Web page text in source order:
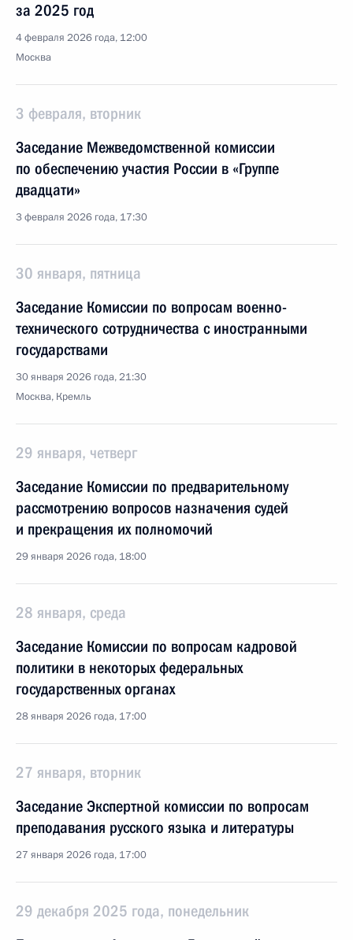
за 2025 год
4 февраля 2026 года, 12:00
Москва
3 февраля, вторник
Заседание Межведомственной комиссии
по обеспечению участия России в «Группе
двадцати»
3 февраля 2026 года, 17:30
30 января, пятница
Заседание Комиссии по вопросам военно-
технического сотрудничества с иностранными
государствами
30 января 2026 года, 21:30
Москва, Кремль
29 января, четверг
Заседание Комиссии по предварительному
рассмотрению вопросов назначения судей
и прекращения их полномочий
29 января 2026 года, 18:00
28 января, среда
Заседание Комиссии по вопросам кадровой
политики в некоторых федеральных
государственных органах
28 января 2026 года, 17:00
27 января, вторник
Заседание Экспертной комиссии по вопросам
преподавания русского языка и литературы
27 января 2026 года, 17:00
29 декабря 2025 года, понедельник